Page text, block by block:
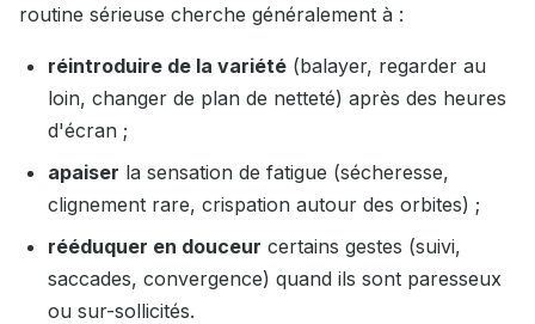
routine sérieuse cherche généralement à :
réintroduire de la variété (balayer, regarder au
loin, changer de plan de netteté) après des heures
d'écran ;
apaiser la sensation de fatigue (sécheresse,
clignement rare, crispation autour des orbites) ;
rééduquer en douceur certains gestes (suivi,
saccades, convergence) quand ils sont paresseux
ou sur-sollicités.